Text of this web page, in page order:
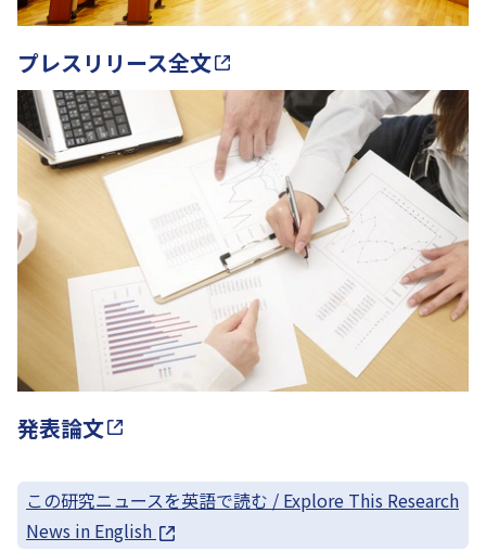
プレスリリース全文
発表論文
この研究ニュースを英語で読む / Explore This Research
News in English